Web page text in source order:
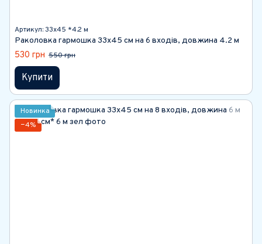
Артикул: 33х45 *4.2 м
Раколовка гармошка 33х45 см на 6 входів, довжина 4.2 м
530 грн 550 грн
Купити
Новинка
−4%